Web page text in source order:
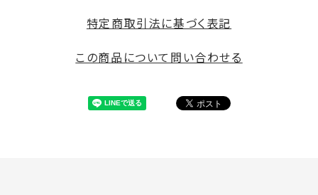
特定商取引法に基づく表記
この商品について問い合わせる